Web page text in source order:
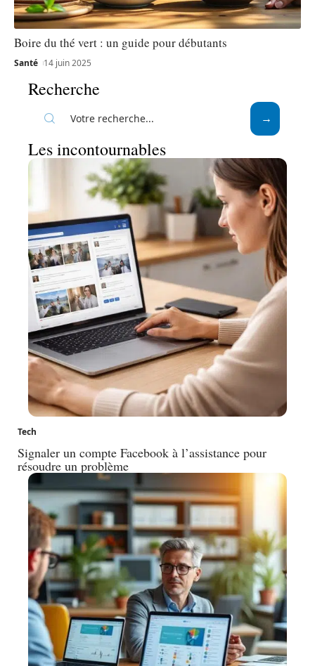
Boire du thé vert : un guide pour débutants
Santé 14 juin 2025
Recherche
Les incontournables
Tech
Signaler un compte Facebook à l’assistance pour
résoudre un problème